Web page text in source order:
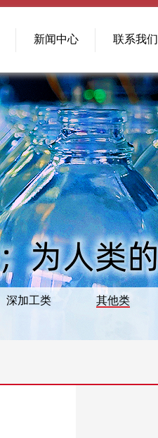
新闻中心 联系我们
深加工类 其他类